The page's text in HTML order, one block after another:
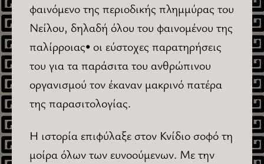
φαινόμενο της περιοδικής πλημμύρας του
Νείλου, δηλαδή όλου του φαινομένου της
παλίρροιας• οι εύστοχες παρατηρήσεις
του για τα παράσιτα του ανθρώπινου
οργανισμού τον έκαναν μακρινό πατέρα
της παρασιτολογίας.
Η ιστορία επιφύλαξε στον Κνίδιο σοφό τη
μοίρα όλων των ευνοούμενων. Με την